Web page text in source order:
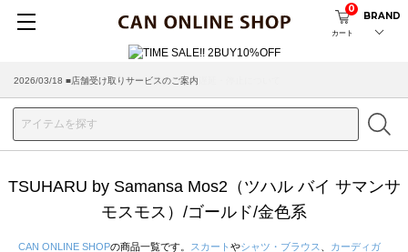
カート
0
BRAND
2026/03/18 ■店舗受け取りサービスのご案内
TSUHARU by Samansa Mos2（ツハル バイ サマンサ
モスモス）/ゴールド/金色系
CAN ONLINE SHOPの商品一覧です。 スカート やシャツ・ブラウス
カーディガ